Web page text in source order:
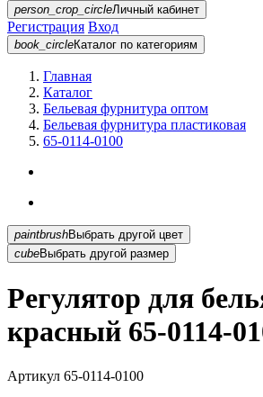
person_crop_circleЛичный кабинет
Регистрация Вход
book_circleКаталог по категориям
Главная
Каталог
Бельевая фурнитура оптом
Бельевая фурнитура пластиковая
65-0114-0100
paintbrush
Выбрать другой цвет
cubeВыбрать другой размер
Регулятор для
красный 65-0114-
Артикул 65-0114-0100